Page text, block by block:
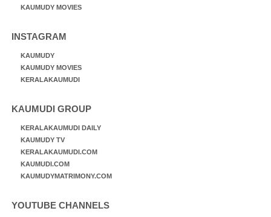
KAUMUDY MOVIES
INSTAGRAM
KAUMUDY
KAUMUDY MOVIES
KERALAKAUMUDI
KAUMUDI GROUP
KERALAKAUMUDI DAILY
KAUMUDY TV
KERALAKAUMUDI.COM
KAUMUDI.COM
KAUMUDYMATRIMONY.COM
YOUTUBE CHANNELS